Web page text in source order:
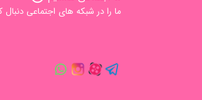
ما را در شبکه های اجتماعی دنبال